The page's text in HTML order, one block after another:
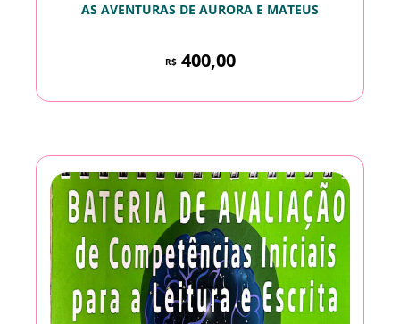
AS AVENTURAS DE AURORA E MATEUS
R$400,00